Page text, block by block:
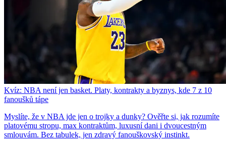
Kvíz: NBA není jen basket. Platy, kontrakty a byznys, kde 7 z 10
fanoušků tápe
Myslíte, že v NBA jde jen o trojky a dunky? Ověřte si, jak rozumíte
platovému stropu, max kontraktům, luxusní dani i dvoucestným
smlouvám. Bez tabulek, jen zdravý fanouškovský instinkt.